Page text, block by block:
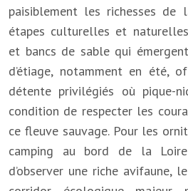
paisiblement les richesses
étapes culturelles et
et bancs de sable qui
d’étiage, notamment en été,
détente privilégiés où pique-
condition de respecter les
ce fleuve sauvage. Pour les
camping au bord de la Loire
d’observer une riche avifaune,